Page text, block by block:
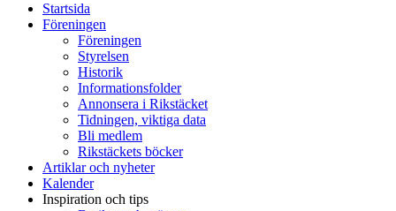
Startsida
Föreningen
Föreningen
Styrelsen
Historik
Informationsfolder
Annonsera i Rikstäcket
Tidningen, viktiga data
Bli medlem
Rikstäckets böcker
Artiklar och nyheter
Kalender
Inspiration och tips